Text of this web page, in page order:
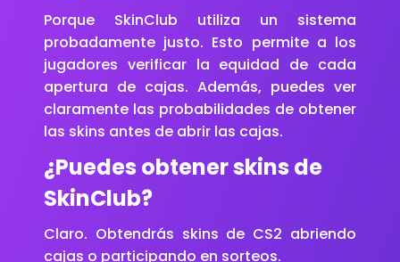
Porque SkinClub utiliza un sistema
probadamente justo. Esto permite a los
jugadores verificar la equidad de cada
apertura de cajas. Además, puedes ver
claramente las probabilidades de obtener
las skins antes de abrir las cajas.
¿Puedes obtener skins de
SkinClub?
Claro. Obtendrás skins de CS2 abriendo
cajas o participando en sorteos.